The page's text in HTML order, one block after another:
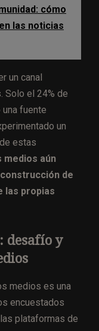
cómo
las noticias
un canal
Solo el 24% de
fuente
un
estas
medios aún
de
las propias
desafío y
medios es una
encuestados
plataformas de